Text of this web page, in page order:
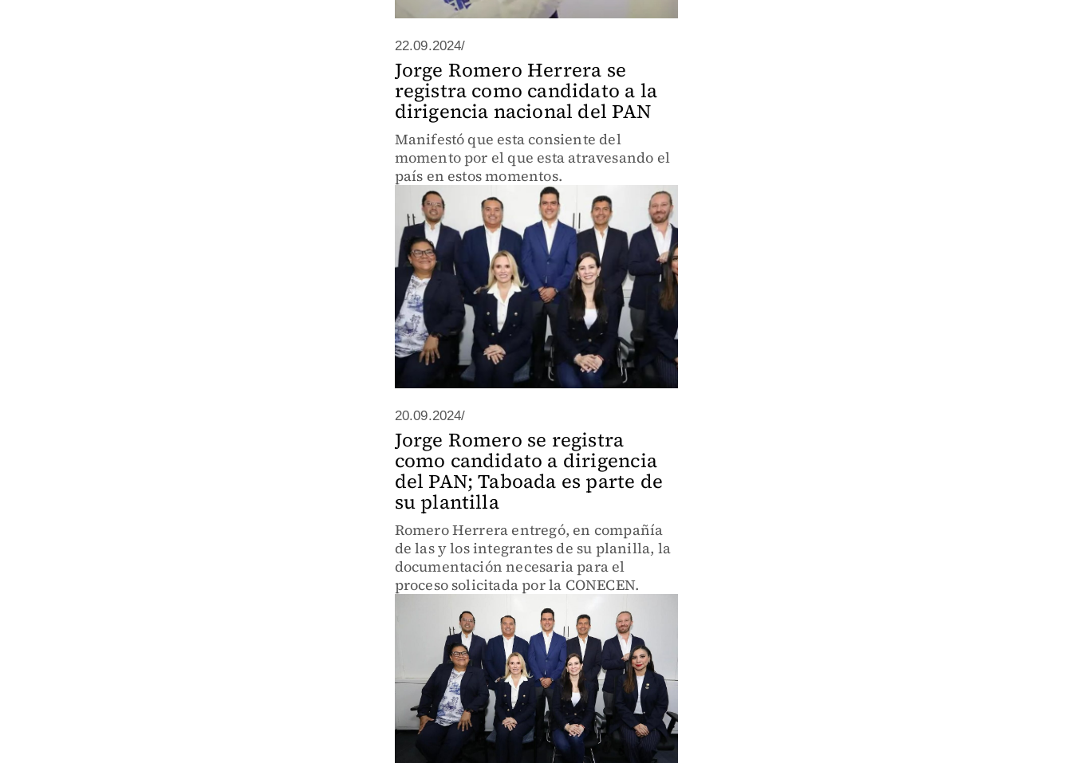
22.09.2024/
Jorge Romero Herrera se
registra como candidato a la
dirigencia nacional del PAN
Manifestó que esta consiente del
momento por el que esta atravesando el
país en estos momentos.
20.09.2024/
Jorge Romero se registra
como candidato a dirigencia
del PAN; Taboada es parte de
su plantilla
Romero Herrera entregó, en compañía
de las y los integrantes de su planilla, la
documentación necesaria para el
proceso solicitada por la CONECEN.